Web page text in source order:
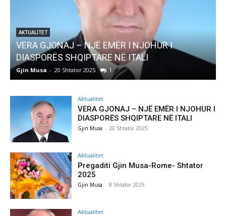
AKTUALITET
VERA GJONAJ – NJË EMËR I NJOHUR I
DIASPORËS SHQIPTARE NË ITALI
Gjin Musa - 20 Shtator 2025 1
Aktualitet
VERA GJONAJ – NJË EMËR I NJOHUR I
DIASPORËS SHQIPTARE NË ITALI
Gjin Musa - 20 Shtator 2025
Aktualitet
Pregaditi Gjin Musa-Rome- Shtator
2025
Gjin Musa - 8 Shtator 2025
Aktualitet